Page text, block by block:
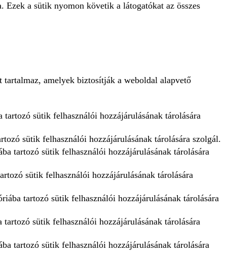
Ezek a sütik nyomon követik a látogatókat az összes
tartalmaz, amelyek biztosítják a weboldal alapvető
sütik felhasználói hozzájárulásának tárolására
sütik felhasználói hozzájárulásának tárolására szolgál.
tartozó sütik felhasználói hozzájárulásának tárolására
sütik felhasználói hozzájárulásának tárolására
tartozó sütik felhasználói hozzájárulásának tárolására
sütik felhasználói hozzájárulásának tárolására
tartozó sütik felhasználói hozzájárulásának tárolására